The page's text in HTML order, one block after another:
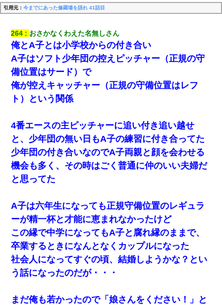
引用元： 今までにあった修羅場を語れ 41話目
264 おさかなくわえた名無しさん
俺とA子とは小学校からの付き合い
A子はソフト少年団の控えピッチャー（正規の守
備位置はサード）で
俺が控えキャッチャー（正規の守備位置はレフ
ト）という関係
4番エースの主ピッチャーに追い付き追い越せ
と、少年団の無い日もA子の練習に付き合ってた
少年団の付き合いなのでA子両親と顔を会わせる
機会も多く、その時はごく普通に仲のいい夫婦だ
と思ってた
A子は六年生になっても正規守備位置のレギュラ
ーが精一杯と才能に恵まれなかったけど
この縁で中学になってもA子と腐れ縁のままで、
卒業するときになんとなくカップルになった
社会人になってすぐの頃、結婚しようかな？とい
う話になったのだが・・・
まだ俺も若かったので「娘さんをください！」と